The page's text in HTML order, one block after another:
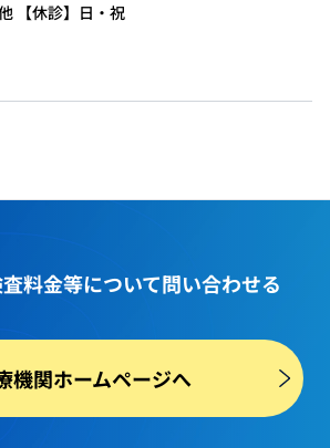
【休診】日・祝
料金等について問い合わせる
機関ホームページへ